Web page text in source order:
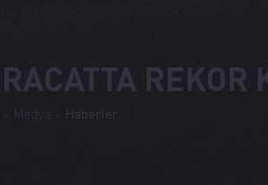
REKOR
Medya Haberler